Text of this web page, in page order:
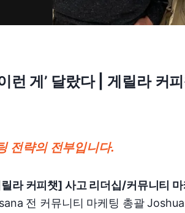
런 게’ 달랐다 | 게릴라 커
전략의 전부입니다.
라 커피챗] 사고 리더십/커뮤니티 마
전 커뮤니티 마케팅 총괄